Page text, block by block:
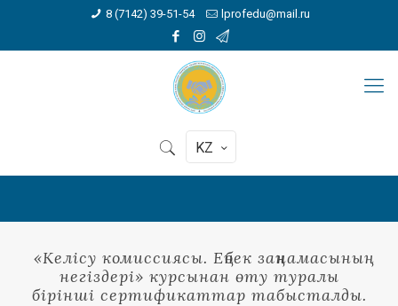
8 (7142) 39-51-54 lprofedu@mail.ru
KZ
«Келісу комиссиясы. Еңбек заңнамасының
негіздері» курсынан өту туралы
бірінші сертификаттар табысталды.